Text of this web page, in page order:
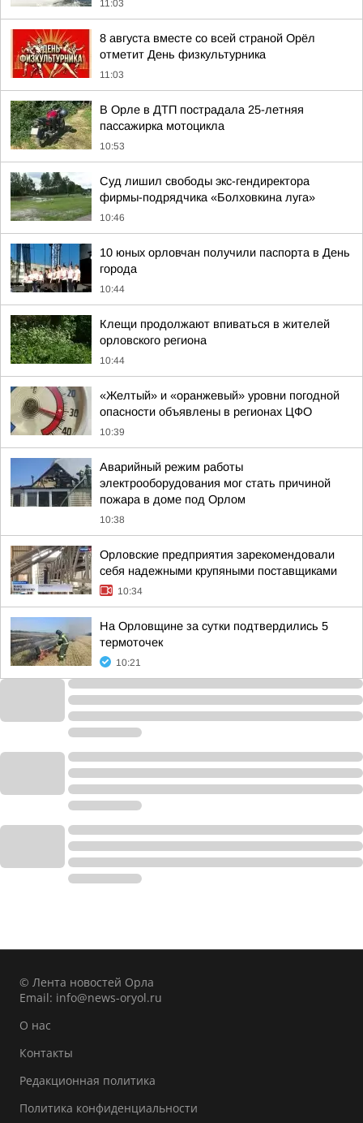
11:03
8 августа вместе со всей страной Орёл
отметит День физкультурника
11:03
В Орле в ДТП пострадала 25-летняя
пассажирка мотоцикла
10:53
Суд лишил свободы экс-гендиректора
фирмы-подрядчика «Болховкина луга»
10:46
10 юных орловчан получили паспорта в День
города
10:44
Клещи продолжают впиваться в жителей
орловского региона
10:44
«Желтый» и «оранжевый» уровни погодной
опасности объявлены в регионах ЦФО
10:39
Аварийный режим работы
электрооборудования мог стать причиной
пожара в доме под Орлом
10:38
Орловские предприятия зарекомендовали
себя надежными крупяными поставщиками
10:34
На Орловщине за сутки подтвердились 5
термоточек
10:21
© Лента новостей Орла
Email: info@news-oryol.ru
О нас
Контакты
Редакционная политика
Политика конфиденциальности